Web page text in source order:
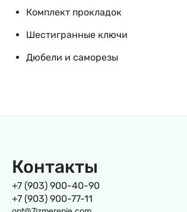
Комплект прокладок
Шестигранные ключи
Дюбели и саморезы
Контакты
+7 (903) 900-40-90
+7 (903) 900-77-11